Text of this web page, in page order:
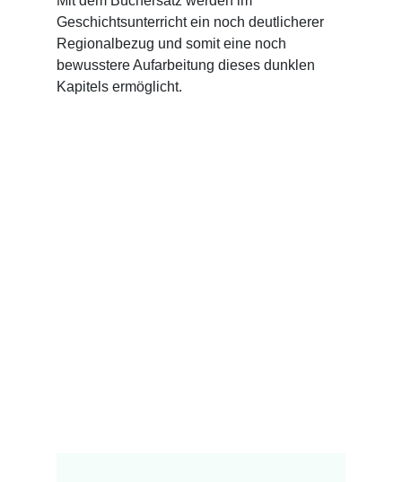
Geschichtsunterricht ein noch deutlicherer
Regionalbezug und somit eine noch
bewusstere Aufarbeitung dieses dunklen
Kapitels ermöglicht.